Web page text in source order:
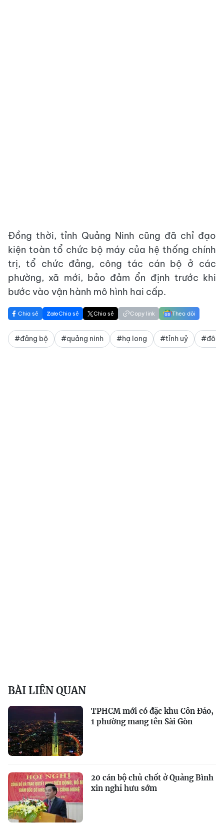
Đồng thời, tỉnh Quảng Ninh cũng đã chỉ đạo
kiện toàn tổ chức bộ máy của hệ thống chính
trị, tổ chức đảng, công tác cán bộ ở các
phường, xã mới, bảo đảm ổn định trước khi
bước vào vận hành mô hình hai cấp.
Chia sẻ Chia sẻ Chia sẻ Copy link Theo dõi
#đảng bộ #quảng ninh #hạ long #tỉnh uỷ
BÀI LIÊN QUAN
TPHCM mới có đặc khu Côn Đảo,
1 phường mang tên Sài Gòn
20 cán bộ chủ chốt ở Quảng Bình
xin nghỉ hưu sớm